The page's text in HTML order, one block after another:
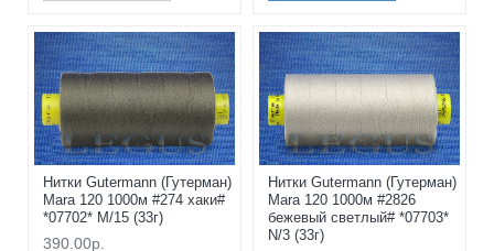
Нитки Gutermann (Гутерман)
Mara 120 1000м #274 хаки#
*07702* M/15 (33г)
390.00р.
Нитки Gutermann (Гутерман)
Mara 120 1000м #2826
бежевый светлый# *07703*
N/3 (33г)